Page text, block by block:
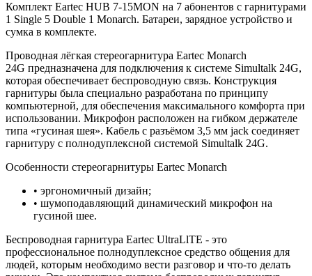
Комплект Eartec HUB 7-15MON на 7 абонентов с гарнитурами
1 Single 5 Double 1 Monarch. Батареи, зарядное устройство и
сумка в комплекте.
Проводная лёгкая стереогарнитура Eartec Monarch
24G предназначена для подключения к системе Simultalk 24G,
которая обеспечивает беспроводную связь. Конструкция
гарнитуры была специально разработана по принципу
компьютерной, для обеспечения максимального комфорта при
использовании. Микрофон расположен на гибком держателе
типа «гусиная шея». Кабель с разъёмом 3,5 мм jack соединяет
гарнитуру с полнодуплексной системой Simultalk 24G.
Особенности стереогарнитуры Eartec Monarch
• эргономичный дизайн;
• шумоподавляющий динамический микрофон на
гусиной шее.
Беспроводная гарнитура Eartec UltraLlTE - это
профессиональное полнодуплексное средство общения для
людей, которым необходимо вести разговор и что-то делать